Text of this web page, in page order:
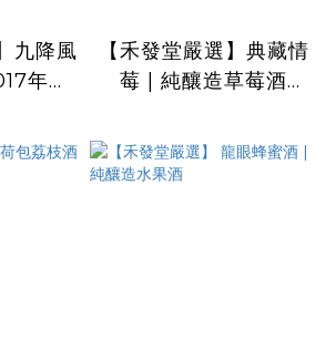
九降風
【禾發堂嚴選】典藏情
莓 | 純釀造草莓酒
競賽 金質獎